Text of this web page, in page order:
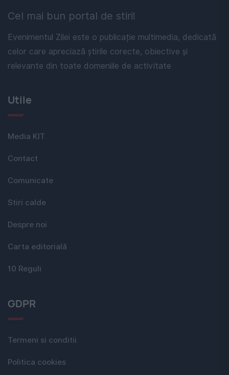
Cel mai bun portal de stiri!
Evenimentul Zilei este o publicație multimedia, dedicată
celor care apreciază știrile corecte, obiective și
relevante din toate domeniile de activitate
Utile
Media KIT
Contact
Comunicate
Stiri calde
Despre noi
Carta editorială
10 Reguli
GDPR
Termeni si conditii
Politica cookies